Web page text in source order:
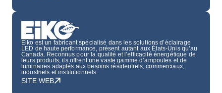
Eiko est un fabricant spécialisé dans les solutions d’éclairage
LED de haute performance, présent autant aux États-Unis qu’au
Canada. Reconnus pour la qualité et l’efficacité énergétique de
leurs produits, ils offrent une vaste gamme d’ampoules et de
luminaires adaptés aux besoins résidentiels, commerciaux,
industriels et institutionnels.
SITE WEB